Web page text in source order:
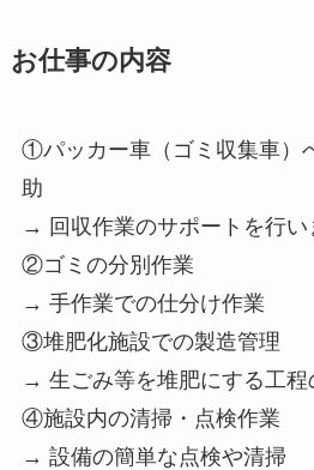
お仕事の内容
①パッカー車（ゴミ収集車）
助
→ 回収作業のサポートを行い
②ゴミの分別作業
→ 手作業での仕分け作業
③堆肥化施設での製造管理
→ 生ごみ等を堆肥にする工程
④施設内の清掃・点検作業
→ 設備の簡単な点検や清掃